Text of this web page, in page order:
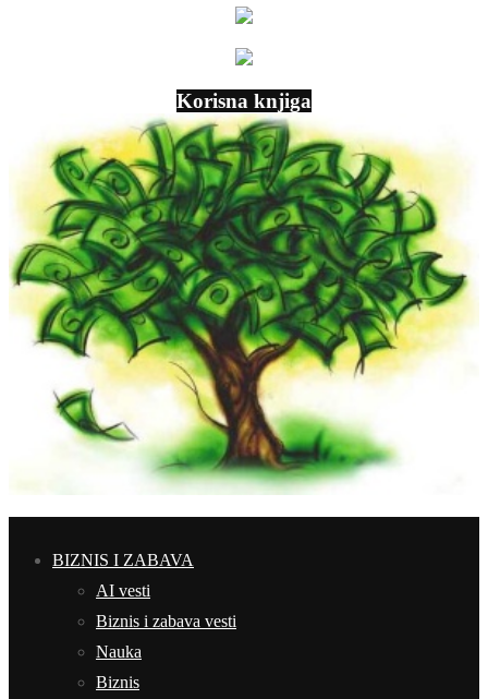
Korisna knjiga
BIZNIS I ZABAVA
AI vesti
Biznis i zabava vesti
Nauka
Biznis